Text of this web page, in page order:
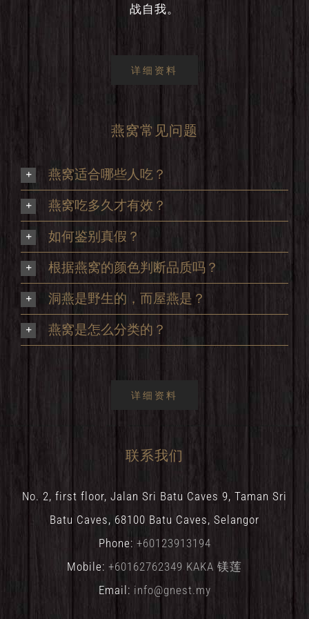
战自我。
详细资料
燕窝常见问题
燕窝适合哪些人吃？
燕窝吃多久才有效？
如何鉴别真假？
根据燕窝的颜色判断品质吗？
洞燕是野生的，而屋燕是？
燕窝是怎么分类的？
详细资料
联系我们
No. 2, first floor, Jalan Sri Batu Caves 9, Taman Sri
Batu Caves, 68100 Batu Caves, Selangor
Phone: +60123913194
Mobile: +60162762349 KAKA 镁莲
Email: info@gnest.my